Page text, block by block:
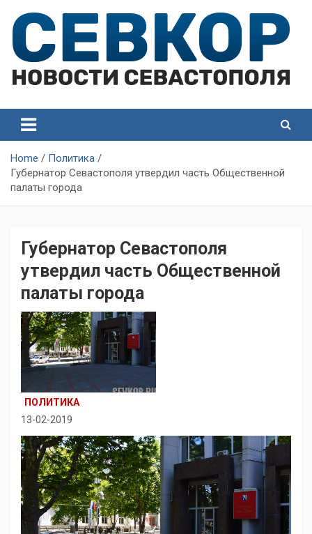
content
Севастополя
Севастополя
Home
Политика
Губернатор Севастополя утвердил часть Общественной
палаты города
Губернатор Севастополя
утвердил часть Общественной
палаты города
ПОЛИТИКА
13-02-2019